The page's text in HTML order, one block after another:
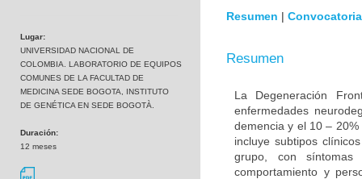
Lugar:
UNIVERSIDAD NACIONAL DE
COLOMBIA. LABORATORIO DE EQUIPOS
COMUNES DE LA FACULTAD DE
MEDICINA SEDE BOGOTA, INSTITUTO
DE GENÉTICA EN SEDE BOGOTÀ.
Duración:
12 meses
Resumen | Convocatoria
Resumen
La Degeneración
enfermedades
demencia y el 10 –
incluye subtipos
grupo, con síntomas
comportamiento y